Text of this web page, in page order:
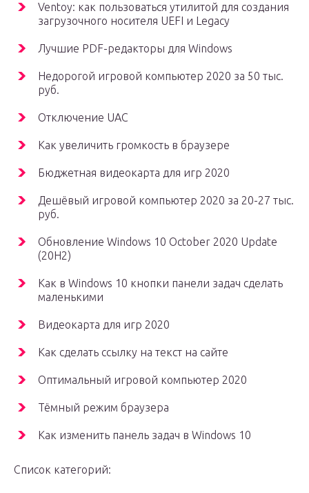
Ventoy: как пользоваться утилитой для создания
загрузочного носителя UEFI и Legacy
Лучшие PDF-редакторы для Windows
Недорогой игровой компьютер 2020 за 50 тыс.
руб.
Отключение UAC
Как увеличить громкость в браузере
Бюджетная видеокарта для игр 2020
Дешёвый игровой компьютер 2020 за 20-27 тыс.
руб.
Обновление Windows 10 October 2020 Update
(20H2)
Как в Windows 10 кнопки панели задач сделать
маленькими
Видеокарта для игр 2020
Как сделать ссылку на текст на сайте
Оптимальный игровой компьютер 2020
Тёмный режим браузера
Как изменить панель задач в Windows 10
Список категорий: